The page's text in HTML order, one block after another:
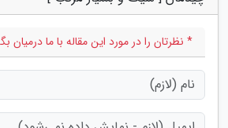
* نظرتان را در مورد این مقاله با ما درمیان